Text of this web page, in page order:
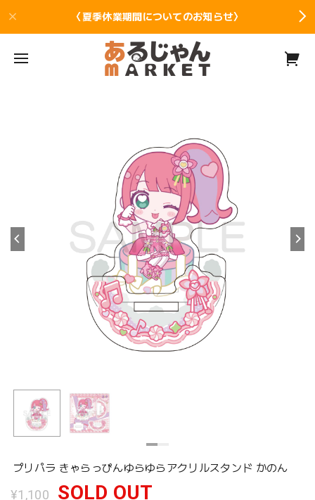
〈夏季休業期間についてのお知らせ〉
プリパラ きゃらっぴんゆらゆらアクリルスタンド かのん
¥1,100 SOLD OUT